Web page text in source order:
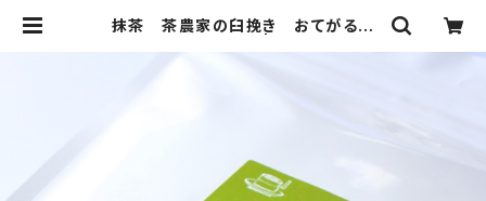
抹茶 茶農家の臼挽き おてがる抹